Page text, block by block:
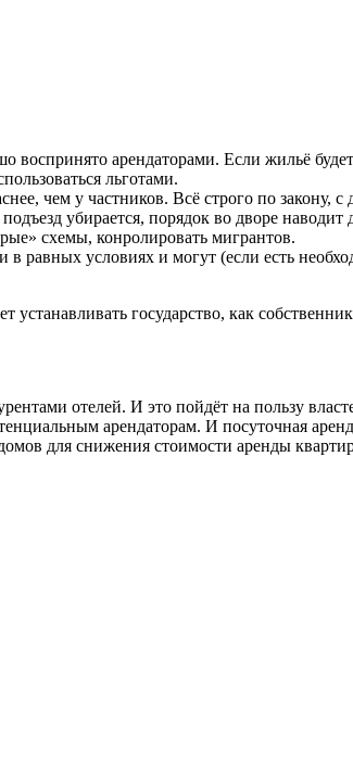
воспринято арендаторами. Если жильё
льготами.
чем у частников. Всё строго по закону,
убирается, порядок во дворе наводит
схемы, конролировать мигрантов.
условиях и могут (если есть
государство, как
отелей. И это пойдёт на пользу
арендаторам. И посуточная
для снижения стоимости аренды